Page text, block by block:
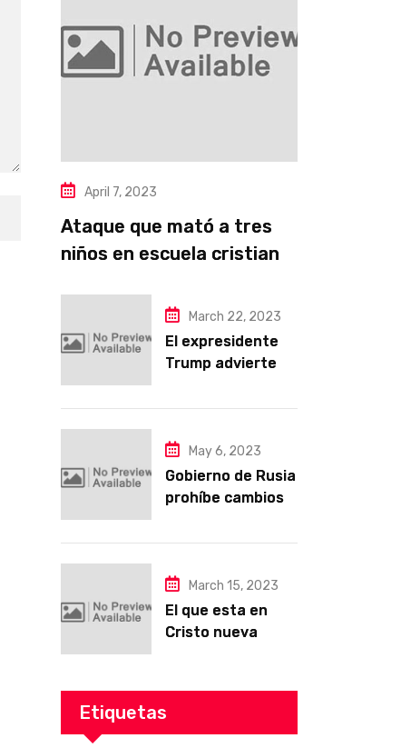
April 7, 2023
Ataque que mató a tres
niños en escuela cristiana
March 22, 2023
El expresidente
Trump advierte
de ser arrestado
May 6, 2023
Gobierno de Rusia
prohíbe cambios
documentos de
defender los
valores familiares
tradicionales
March 15, 2023
El que esta en
Cristo nueva
Etiquetas